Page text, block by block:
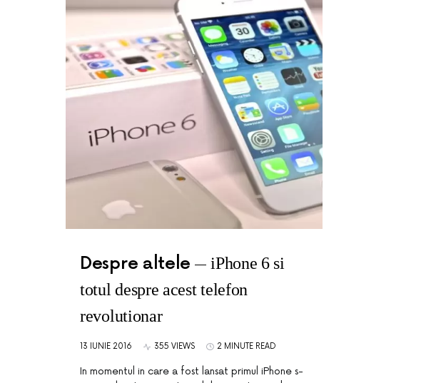
Despre altele
iPhone 6 si
totul despre acest telefon
revolutionar
13 IUNIE 2016 355 VIEWS 2 MINUTE READ
In momentul in care a fost lansat primul iPhone s-